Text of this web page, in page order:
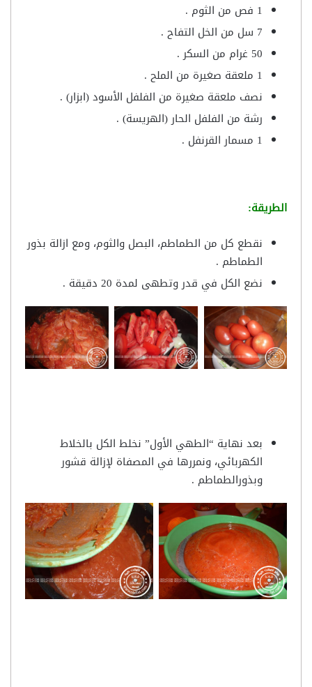
1 فص من الثوم .
7 سل من الخل التفاح .
50 غرام من السكر .
1 ملعقة صغيرة من الملح .
نصف ملعقة صغيرة من الفلفل الأسود (ابزار) .
رشة من الفلفل الحار (الهريسة) .
1 مسمار القرنفل .
الطريقة:
نقطع كل من الطماطم، البصل والثوم، ومع ازالة بذور
الطماطم .
نضع الكل في قدر وتطهى لمدة 20 دقيقة .
بعد نهاية “الطهي الأول” نخلط الكل بالخلاط
الكهربائي، ونمررها في المصفاة لإزالة قشور
وبذورالطماطم .